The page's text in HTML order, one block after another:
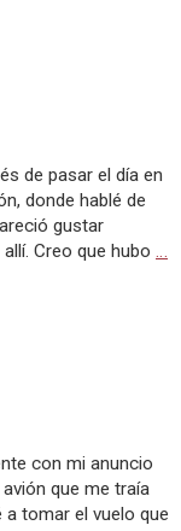
de pasar el día en
donde hablé de
gustar
Creo que hubo …
con mi anuncio
que me traía
tomar el vuelo que